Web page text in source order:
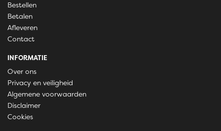
Bestellen
Betalen
Afleveren
Contact
INFORMATIE
Over ons
Privacy en veiligheid
Algemene voorwaarden
Disclaimer
Cookies